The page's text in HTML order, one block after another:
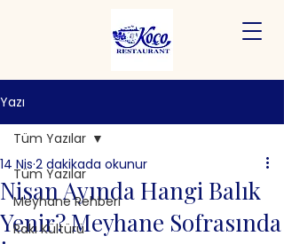
Yazı
Tüm Yazılar
Meyhane Rehberi
Rakı Kültürü
Tüm Yazılar
Nisan Ayında Hangi Balık
Yenir? Meyhane Sofrasında
14 Nis 2 dakikada okunur